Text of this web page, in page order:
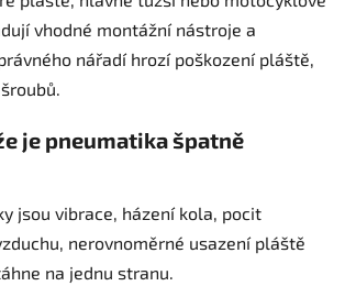
vhodné montážní nástroje a
nářadí hrozí poškození pláště,
je pneumatika špatně
jsou vibrace, házení kola, pocit
nerovnoměrné usazení pláště
na jednu stranu.